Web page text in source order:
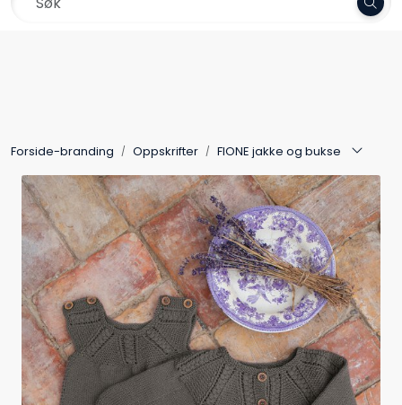
Skip to main content
Forside-branding Oppskrifter FIONE jakke og bukse
Kolleksjoner
Pinner og tilbehør
Gavekort
Outlet